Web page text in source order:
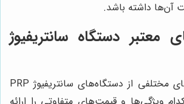
آن‌ها داشته باشد.
معتبر دستگاه سانتریفیوژ
در بازار ایران، برندهای مختلفی از دستگاه‌های سانتریفیوژ PRP